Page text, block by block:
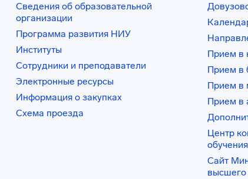
Сведения об образовательной
организации
Программа развития НИУ
Институты
Сотрудники и преподаватели
Электронные ресурсы
Информация о закупках
Схема проезда
Прием в
Прием в
Прием в
Прием в
Центр
Сайт